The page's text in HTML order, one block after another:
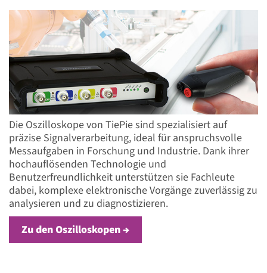
Die Oszilloskope von TiePie sind spezialisiert auf
präzise Signalverarbeitung, ideal für anspruchsvolle
Messaufgaben in Forschung und Industrie. Dank ihrer
hochauflösenden Technologie und
Benutzerfreundlichkeit unterstützen sie Fachleute
dabei, komplexe elektronische Vorgänge zuverlässig zu
analysieren und zu diagnostizieren.
Zu den Oszilloskopen →